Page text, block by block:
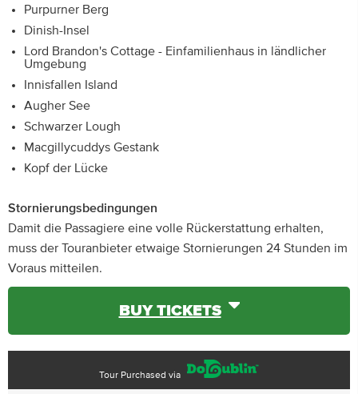
Purpurner Berg
Dinish-Insel
Lord Brandon's Cottage - Einfamilienhaus in ländlicher
Umgebung
Innisfallen Island
Augher See
Schwarzer Lough
Macgillycuddys Gestank
Kopf der Lücke
Stornierungsbedingungen
Damit die Passagiere eine volle Rückerstattung erhalten,
muss der Touranbieter etwaige Stornierungen 24 Stunden im
Voraus mitteilen.
BUY TICKETS
Tour Purchased via